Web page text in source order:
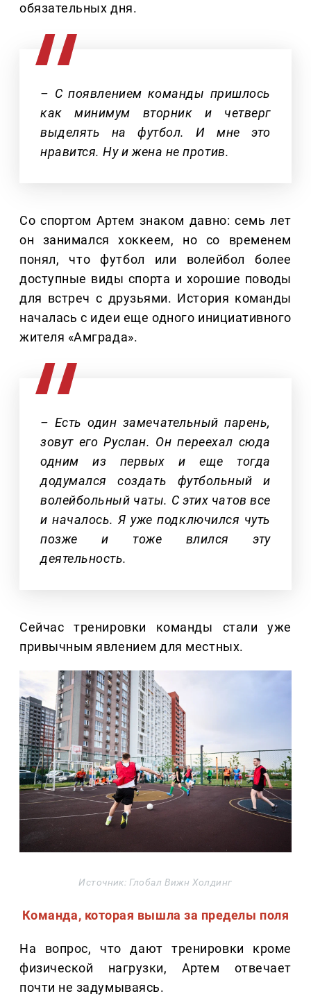
обязательных дня.
– С появлением команды пришлось
как минимум вторник и четверг
выделять на футбол. И мне это
нравится. Ну и жена не против.
Со спортом Артем знаком давно: семь лет
он занимался хоккеем, но со временем
понял, что футбол или волейбол более
доступные виды спорта и хорошие поводы
для встреч с друзьями. История команды
началась с идеи еще одного инициативного
жителя «Амграда».
– Есть один замечательный парень,
зовут его Руслан. Он переехал сюда
одним из первых и еще тогда
додумался создать футбольный и
волейбольный чаты. С этих чатов все
и началось. Я уже подключился чуть
позже и тоже влился эту
деятельность.
Сейчас тренировки команды стали уже
привычным явлением для местных.
Источник: Глобал Вижн Холдинг
Команда, которая вышла за пределы поля
На вопрос, что дают тренировки кроме
физической нагрузки, Артем отвечает
почти не задумываясь.